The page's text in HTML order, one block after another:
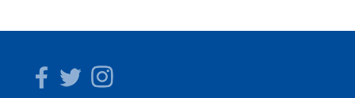
Facebook
TwitterInstagram